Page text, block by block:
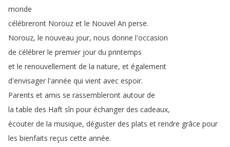
monde
célébreront Norouz et le Nouvel An perse.
Norouz, le nouveau jour, nous donne l'occasion
de célébrer le premier jour du printemps
et le renouvellement de la nature, et également
d'envisager l'année qui vient avec espoir.
Parents et amis se rassembleront autour de
la table des Haft sîn pour échanger des cadeaux,
écouter de la musique, déguster des plats et rendre grâce pour
les bienfaits reçus cette année.